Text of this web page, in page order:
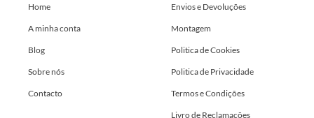
Home
A minha conta
Blog
Sobre nós
Contacto
Envios e Devoluções
Montagem
Politica de Cookies
Politica de Privacidade
Termos e Condições
Livro de Reclamações